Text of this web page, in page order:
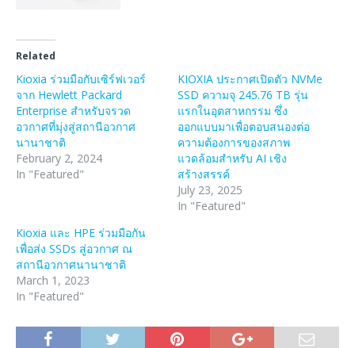
Related
Kioxia ร่วมมือกับเซิร์ฟเวอร์
จาก Hewlett Packard
Enterprise สำหรับจรวด
อวกาศที่มุ่งสู่สถานีอวกาศ
นานาชาติ
February 2, 2024
In "Featured"
KIOXIA ประกาศเปิดตัว NVMe
SSD ความจุ 245.76 TB รุ่น
แรกในอุตสาหกรรม ซึ่ง
ออกแบบมาเพื่อตอบสนองต่อ
ความต้องการของสภาพ
แวดล้อมสำหรับ AI เชิง
สร้างสรรค์
July 23, 2025
In "Featured"
Kioxia และ HPE ร่วมมือกัน
เพื่อส่ง SSDs สู่อวกาศ ณ
สถานีอวกาศนานาชาติ
March 1, 2023
In "Featured"